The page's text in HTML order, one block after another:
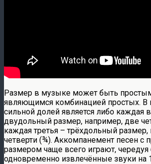
Размер в музыке может быть
являющимся комбинацией простых. В
сильной долей является либо каждая
двудольный размер, например, две
каждая третья – трёхдольный размер,
четверти (¾). Аккомпанемент песен с
размером чаще всего играют, чередуя
одновременно извлечённые звуки на